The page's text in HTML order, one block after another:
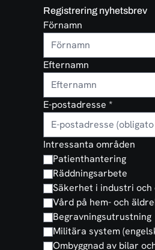
Registrering nyhetsbrev
Förnamn
Efternamn
E-postadresse *
Intressanta områden
Patienthantering
Räddningsarbete
Säkerhet i industri och
Vård på hem- och
Begravningsutrustning
Militära system
Ombyggnad av bilar